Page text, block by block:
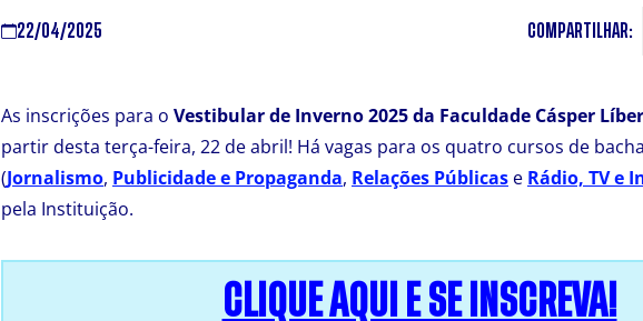
22/04/2025 COMPARTILHAR:
As inscrições para o Vestibular de Inverno 2025 da Faculdade Cásper
partir desta terça-feira, 22 de abril! Há vagas para os quatro cursos de
(Jornalismo, Publicidade e Propaganda, Relações Públicas e Rádio, TV e
pela Instituição.
CLIQUE AQUI E SE INSCREVA!